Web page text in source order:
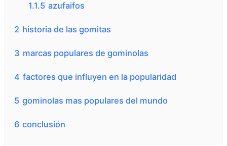
1.1.5 azufaifos
2 historia de las gomitas
3 marcas populares de gominolas
4 factores que influyen en la popularidad
5 gominolas mas populares del mundo
6 conclusión